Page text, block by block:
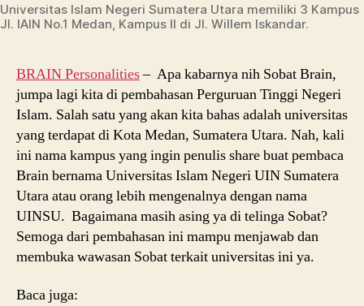
Universitas Islam Negeri Sumatera Utara memiliki 3
Jl. IAIN No.1 Medan, Kampus II di Jl. Willem Iskandar.
BRAIN Personalities– Apa kabarnya nih Sobat Brain,
jumpa lagi kita di pembahasan Perguruan Tinggi Negeri
Islam. Salah satu yang akan kita bahas adalah universitas
yang terdapat di Kota Medan, Sumatera Utara. Nah, kali
ini nama kampus yang ingin penulis share buat pembaca
Brain bernama Universitas Islam Negeri UIN Sumatera
Utara atau orang lebih mengenalnya dengan nama
UINSU. Bagaimana masih asing ya di telinga Sobat?
Semoga dari pembahasan ini mampu menjawab dan
membuka wawasan Sobat terkait universitas ini ya.
Baca juga: